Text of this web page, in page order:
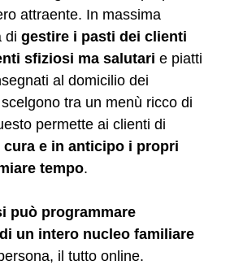
attraente. In massima
di gestire i pasti dei clienti
sfiziosi ma salutari e piatti
al domicilio dei
tra un menù ricco di
permette ai clienti di
cura e in anticipo i propri
tempo.
può programmare
un intero nucleo familiare
il tutto online.